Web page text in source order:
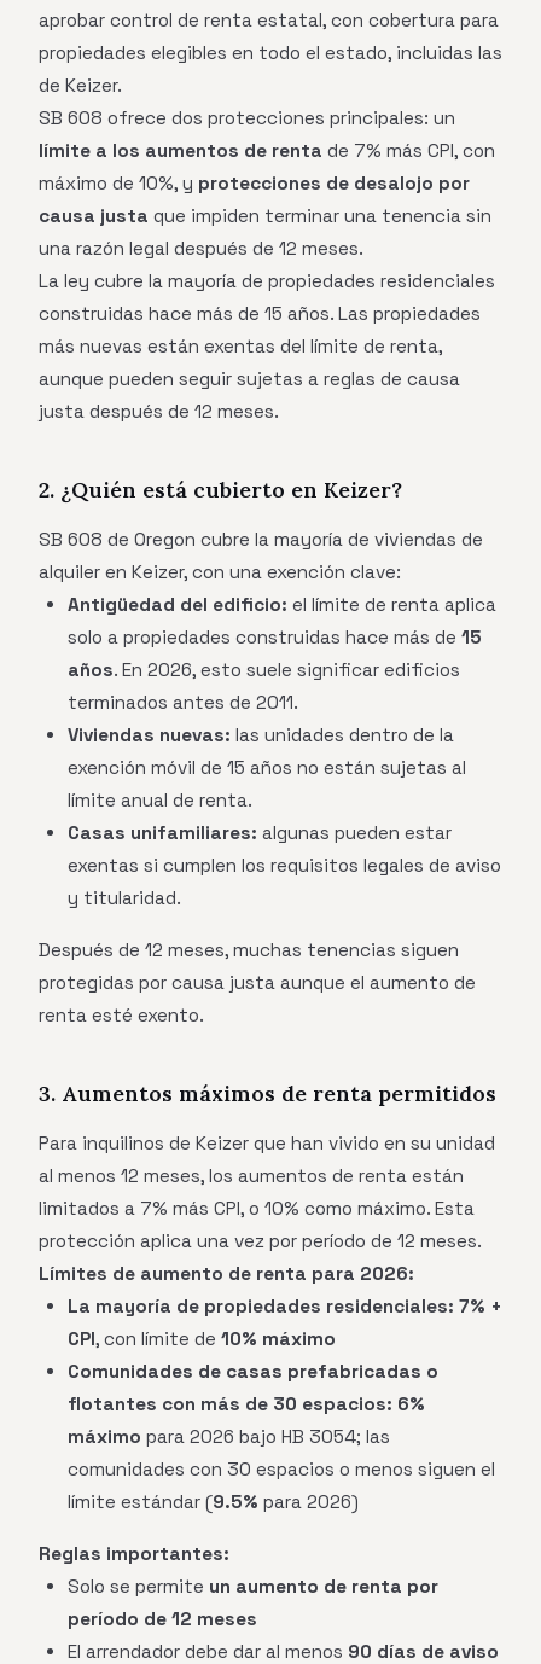
aprobar control de renta estatal, con cobertura para
propiedades elegibles en todo el estado, incluidas las
de Keizer.
SB 608 ofrece dos protecciones principales: un
límite a los aumentos de renta de 7% más CPI, con
máximo de 10%, y protecciones de desalojo por
causa justa que impiden terminar una tenencia sin
una razón legal después de 12 meses.
La ley cubre la mayoría de propiedades residenciales
construidas hace más de 15 años. Las propiedades
más nuevas están exentas del límite de renta,
aunque pueden seguir sujetas a reglas de causa
justa después de 12 meses.
2. ¿Quién está cubierto en Keizer?
SB 608 de Oregon cubre la mayoría de viviendas de
alquiler en Keizer, con una exención clave:
Antigüedad del edificio: el límite de renta aplica
solo a propiedades construidas hace más de 15
años. En 2026, esto suele significar edificios
terminados antes de 2011.
Viviendas nuevas: las unidades dentro de la
exención móvil de 15 años no están sujetas al
límite anual de renta.
Casas unifamiliares: algunas pueden estar
exentas si cumplen los requisitos legales de aviso
y titularidad.
Después de 12 meses, muchas tenencias siguen
protegidas por causa justa aunque el aumento de
renta esté exento.
3. Aumentos máximos de renta permitidos
Para inquilinos de Keizer que han vivido en su unidad
al menos 12 meses, los aumentos de renta están
limitados a 7% más CPI, o 10% como máximo. Esta
protección aplica una vez por período de 12 meses.
Límites de aumento de renta para 2026:
La mayoría de propiedades residenciales: 7% +
CPI, con límite de 10% máximo
Comunidades de casas prefabricadas o
flotantes con más de 30 espacios: 6%
máximo para 2026 bajo HB 3054; las
comunidades con 30 espacios o menos siguen el
límite estándar (9.5% para 2026)
Reglas importantes:
Solo se permite un aumento de renta por
período de 12 meses
El arrendador debe dar al menos 90 días de aviso